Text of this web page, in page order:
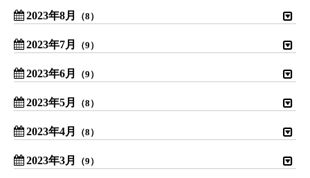
2023年8月 （8）
2023年7月 （9）
2023年6月 （9）
2023年5月 （8）
2023年4月 （8）
2023年3月 （9）